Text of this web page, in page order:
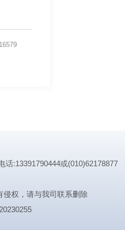
16579
:13391790444或(010)62178877
权，请与我司联系删除